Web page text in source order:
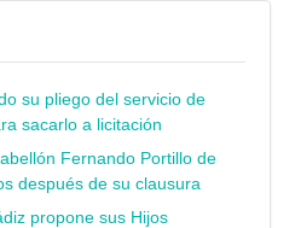
su pliego del servicio de
sacarlo a licitación
Fernando Portillo de
después de su clausura
propone sus Hijos